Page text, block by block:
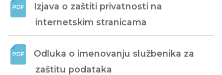
Izjava o zaštiti privatnosti na
internetskim stranicama
Odluka o imenovanju službenika za
zaštitu podataka